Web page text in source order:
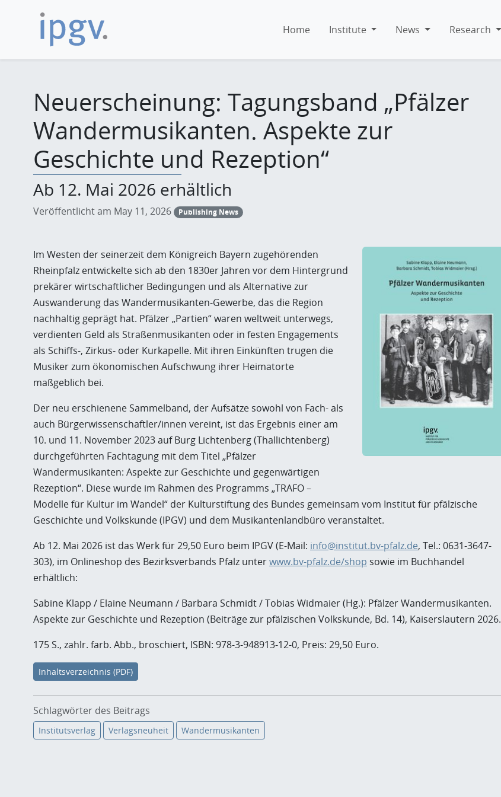
Home Institute News Research
Neuerscheinung: Tagungsband „Pfälzer
Wandermusikanten. Aspekte zur
Geschichte und Rezeption“
Ab 12. Mai 2026 erhältlich
Veröffentlicht am May 11, 2026 Publishing News
Im Westen der seinerzeit dem Königreich Bayern zugehörenden
Rheinpfalz entwickelte sich ab den 1830er Jahren vor dem Hintergrund
prekärer wirtschaftlicher Bedingungen und als Alternative zur
Auswanderung das Wandermusikanten-Gewerbe, das die Region
nachhaltig geprägt hat. Pfälzer „Partien“ waren weltweit unterwegs,
verdienten Geld als Straßenmusikanten oder in festen Engagements
als Schiffs-, Zirkus- oder Kurkapelle. Mit ihren Einkünften trugen die
Musiker zum ökonomischen Aufschwung ihrer Heimatorte
maßgeblich bei.
Der neu erschienene Sammelband, der Aufsätze sowohl von Fach- als
auch Bürgerwissenschaftler/innen vereint, ist das Ergebnis einer am
10. und 11. November 2023 auf Burg Lichtenberg (Thallichtenberg)
durchgeführten Fachtagung mit dem Titel „Pfälzer
Wandermusikanten: Aspekte zur Geschichte und gegenwärtigen
Rezeption“. Diese wurde im Rahmen des Programms „TRAFO –
Modelle für Kultur im Wandel“ der Kulturstiftung des Bundes gemeinsam vom Institut für pfälzische
Geschichte und Volkskunde (IPGV) und dem Musikantenlandbüro veranstaltet.
Ab 12. Mai 2026 ist das Werk für 29,50 Euro beim IPGV (E-Mail: info@institut.bv-pfalz.de, Tel.: 0631-3647-
303), im Onlineshop des Bezirksverbands Pfalz unterwww.bv-pfalz.de/shop sowie im Buchhandel
erhältlich:
Sabine Klapp / Elaine Neumann / Barbara Schmidt / Tobias Widmaier (Hg.): Pfälzer Wandermusikanten.
Aspekte zur Geschichte und Rezeption (Beiträge zur pfälzischen Volkskunde, Bd. 14), Kaiserslautern 2026.
175 S., zahlr. farb. Abb., broschiert, ISBN: 978-3-948913-12-0, Preis: 29,50 Euro.
Inhaltsverzeichnis (PDF)
Schlagwörter des Beitrags
Institutsverlag Verlagsneuheit Wandermusikanten